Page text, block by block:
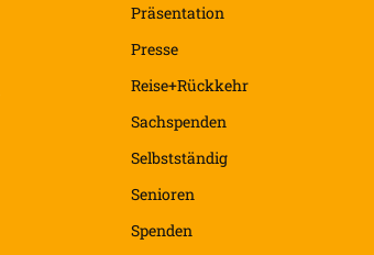
Präsentation
Presse
Reise+Rückkehr
Sachspenden
Selbstständig
Senioren
Spenden